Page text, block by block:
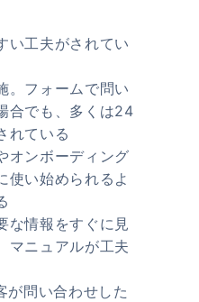
い工夫がされてい
。フォームで問い
合でも、多くは24
れている
オンボーディング
使い始められるよ
な情報をすぐに見
マニュアルが工夫
が問い合わせした